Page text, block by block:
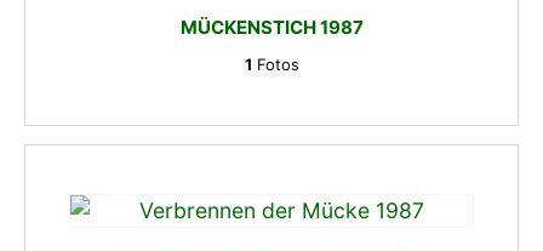
MÜCKENSTICH 1987
1 Fotos